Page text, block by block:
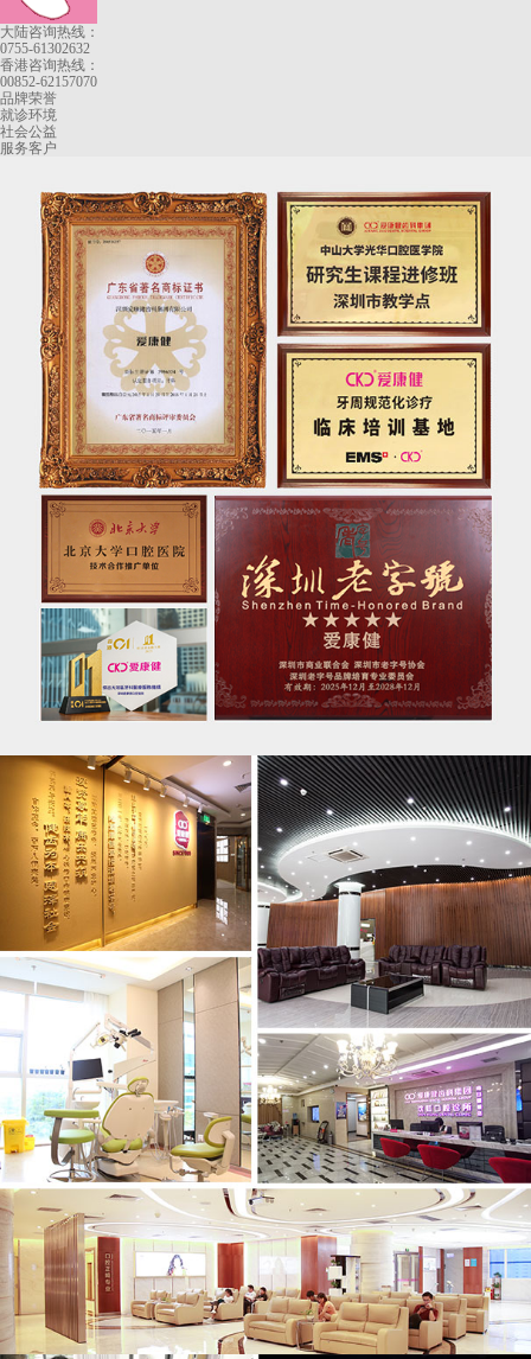
大陆咨询热线：
0755-61302632
香港咨询热线：
00852-62157070
品牌荣誉
就诊环境
社会公益
服务客户